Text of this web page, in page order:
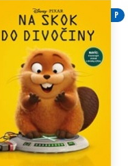
Zdraví a životní styl P